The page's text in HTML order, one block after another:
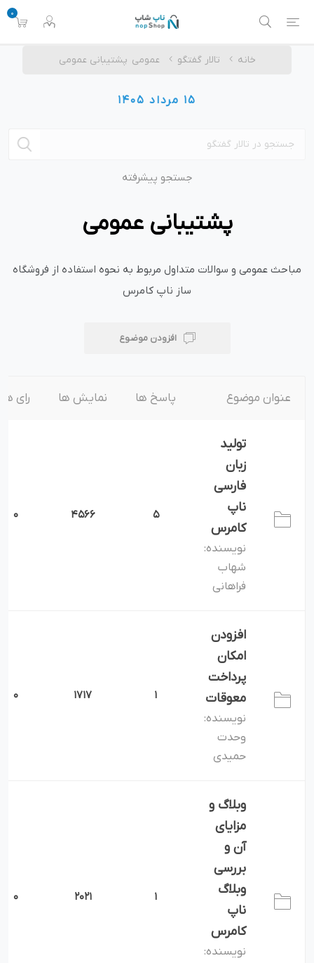
0
خانه تالار گفتگو عمومی پشتیبانی عمومی
15 مرداد 1405
جستجو پیشرفته
پشتیبانی عمومی
مباحث عمومی و سوالات متداول مربوط به نحوه استفاده از فروشگاه
ساز ناپ کامرس
افزودن موضوع
عنوان موضوع پاسخ ها نمایش ها رای ها
تولید
زبان
فارسی
ناپ
کامرس
نویسنده:
شهاب
فراهانی
5
4566
0
افزودن
امکان
پرداخت
معوقات
نویسنده:
وحدت
حمیدی
1
1717
0
وبلاگ و
مزایای
آن و
بررسی
وبلاگ
ناپ
کامرس
نویسنده:
1
2021
0